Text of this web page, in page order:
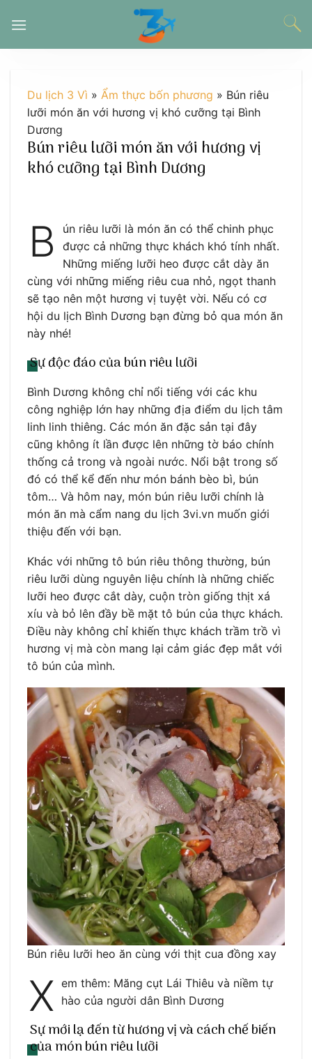
đến
Du lịch 3 Vì » Ẩm thực bốn phương » Bún riêu
lưỡi món ăn với hương vị khó cưỡng tại Bình
Dương
Bún riêu lưỡi món ăn với hương vị
khó cưỡng tại Bình Dương
B
ún riêu lưỡi là món ăn có thể chinh phục
được cả những thực khách khó tính nhất.
Những miếng lưỡi heo được cắt dày ăn
cùng với những miếng riêu cua nhỏ, ngọt thanh
sẽ tạo nên một hương vị tuyệt vời. Nếu có cơ
hội du lịch Bình Dương bạn đừng bỏ qua món ăn
này nhé!
Sự độc đáo của bún riêu lưỡi
Bình Dương không chỉ nổi tiếng với các khu
công nghiệp lớn hay những địa điểm du lịch tâm
linh linh thiêng. Các món ăn đặc sản tại đây
cũng không ít lần được lên những tờ báo chính
thống cả trong và ngoài nước. Nổi bật trong số
đó có thể kể đến như món bánh bèo bì, bún
tôm… Và hôm nay, món bún riêu lưỡi chính là
món ăn mà cẩm nang du lịch 3vi.vn muốn giới
thiệu đến với bạn.
Khác với những tô bún riêu thông thường, bún
riêu lưỡi dùng nguyên liệu chính là những chiếc
lưỡi heo được cắt dày, cuộn tròn giống thịt xá
xíu và bỏ lên đầy bề mặt tô bún của thực khách.
Điều này không chỉ khiến thực khách trầm trồ vì
hương vị mà còn mang lại cảm giác đẹp mắt với
tô bún của mình.
Bún riêu lưỡi heo ăn cùng với thịt cua đồng xay
X em thêm: Măng cụt Lái Thiêu và niềm tự
hào của người dân Bình Dương
Sự mới lạ đến từ hương vị và cách chế biến
của món bún riêu lưỡi